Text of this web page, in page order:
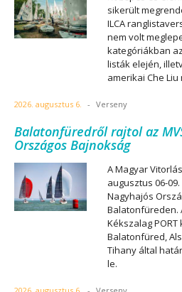
sikerült
ILCA
nem volt
kategóriákban
listák elején,
amerikai Che Liu
2026. augusztus 6. - Verseny
Balatonfüredről rajtol az
Országos Bajnokság
A Magyar
augusztus 06-
Nagyhajós
Balatonfüreden.
Kékszalag
Balatonfüred,
Tihany által
le.